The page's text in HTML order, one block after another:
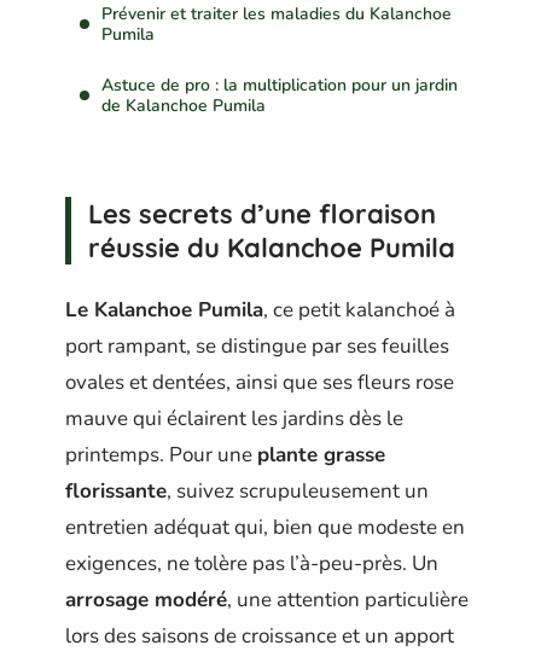
Prévenir et traiter les maladies du Kalanchoe
Pumila
Astuce de pro : la multiplication pour un jardin
de Kalanchoe Pumila
Les secrets d’une floraison
réussie du Kalanchoe Pumila
Le Kalanchoe Pumila, ce petit kalanchoé à
port rampant, se distingue par ses feuilles
ovales et dentées, ainsi que ses fleurs rose
mauve qui éclairent les jardins dès le
printemps. Pour une plante grasse
florissante, suivez scrupuleusement un
entretien adéquat qui, bien que modeste en
exigences, ne tolère pas l’à-peu-près. Un
arrosage modéré, une attention particulière
lors des saisons de croissance et un apport